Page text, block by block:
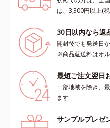
は、3,300円以上(
30日以内なら返
開封後でも発送日
※商品返送料はオ
最短ご注文翌日
一部地域を除き、
ます
サンプルプレゼ